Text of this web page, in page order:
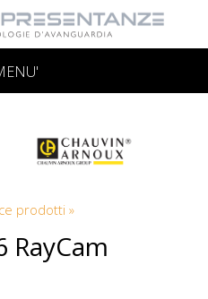
prodotti »
RayCam